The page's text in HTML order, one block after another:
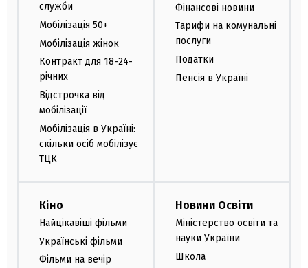
служби
Мобілізація 50+
Мобілізація жінок
Контракт для 18-24-
річних
Відстрочка від
мобілізації
Мобілізація в Україні:
скільки осіб мобілізує
ТЦК
Фінансові новини
Тарифи на комунальні
послуги
Податки
Пенсія в Україні
Кіно
Найцікавіші фільми
Українські фільми
Фільми на вечір
Новини Освіти
Міністерство освіти та
науки України
Школа